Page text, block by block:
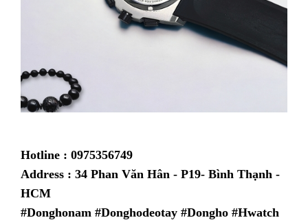
Hotline : 0975356749
Address : 34 Phan Văn Hân - P19- Bình Thạnh -
HCM
#Donghonam #Donghodeotay #Dongho #Hwatch